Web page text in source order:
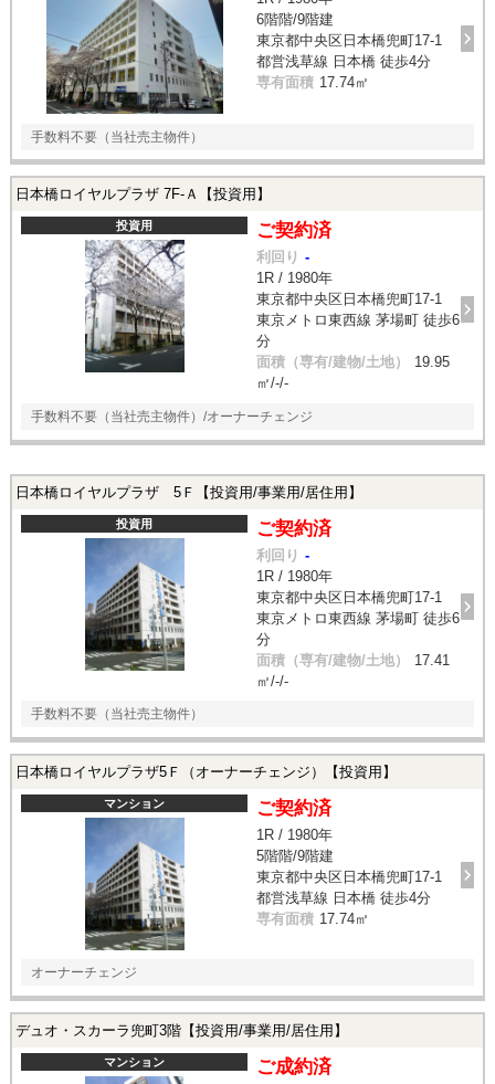
6階階/9階建
東京都中央区日本橋兜町17-1
都営浅草線 日本橋 徒歩4分
専有面積 17.74㎡
手数料不要（当社売主物件）
日本橋ロイヤルプラザ 7F-Ａ【投資用】
投資用 ご契約済
利回り -
1R / 1980年
東京都中央区日本橋兜町17-1
東京メトロ東西線 茅場町 徒歩6
分
面積（専有/建物/土地）
19.95
㎡/-/-
手数料不要（当社売主物件）/オーナーチェンジ
日本橋ロイヤルプラザ 5Ｆ【投資用/事業用/居住用】
投資用 ご契約済
利回り -
1R / 1980年
東京都中央区日本橋兜町17-1
東京メトロ東西線 茅場町 徒歩6
分
面積（専有/建物/土地）
17.41
㎡/-/-
手数料不要（当社売主物件）
日本橋ロイヤルプラザ5Ｆ（オーナーチェンジ）【投資用】
マンション ご契約済
1R / 1980年
5階階/9階建
東京都中央区日本橋兜町17-1
都営浅草線 日本橋 徒歩4分
専有面積 17.74㎡
オーナーチェンジ
デュオ・スカーラ兜町3階【投資用/事業用/居住用】
マンション ご成約済